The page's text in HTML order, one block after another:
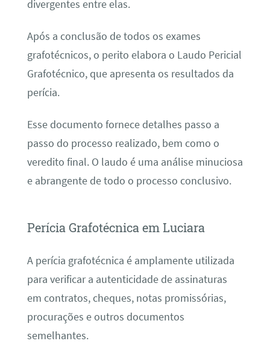
divergentes entre elas.
Após a conclusão de todos os exames
grafotécnicos, o perito elabora o Laudo Pericial
Grafotécnico, que apresenta os resultados da
perícia.
Esse documento fornece detalhes passo a
passo do processo realizado, bem como o
veredito final. O laudo é uma análise minuciosa
e abrangente de todo o processo conclusivo.
Perícia Grafotécnica em Luciara
A perícia grafotécnica é amplamente utilizada
para verificar a autenticidade de assinaturas
em contratos, cheques, notas promissórias,
procurações e outros documentos
semelhantes.